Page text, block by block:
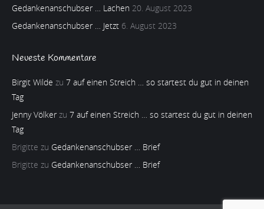
Gedankenanschubser … Lachen 20. August 2023
Gedankenanschubser … Jetzt 6. August 2023
Neueste Kommentare
Birgit Wilde zu 7 auf einen Streich … so startest du gut in deinen
Tag
Jenny Völkerzu 7 auf einen Streich … so startest du gut in deinen
Tag
Brigitte zu Gedankenanschubser … Brief
Brigitte zu Gedankenanschubser … Brief